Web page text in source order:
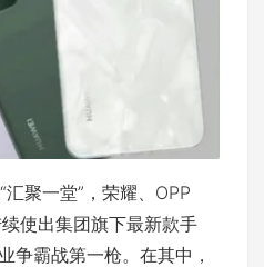
聚一堂”，荣耀、OPP
使出集团旗下最新款手
争霸战第一枪。在其中，